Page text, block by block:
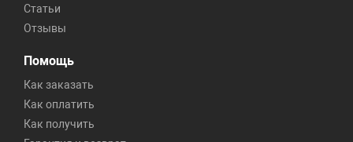
Статьи
Отзывы
Помощь
Как заказать
Как оплатить
Как получить